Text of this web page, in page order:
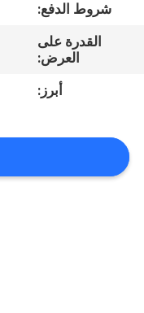
اتصل
اقتباس
شروط الدفع:
القدرة على
العرض:
أبرز: